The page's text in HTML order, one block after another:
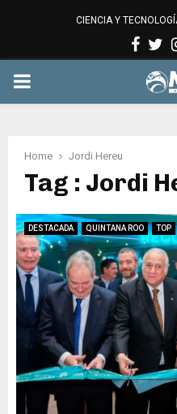
CIENCIA Y
PRIMARY
Home Jordi Hereu
Tag : Jordi
DESTACADA QUINTANA ROO TOP